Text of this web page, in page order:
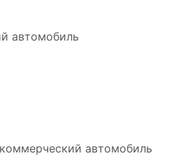
автомобиль
автомобиль